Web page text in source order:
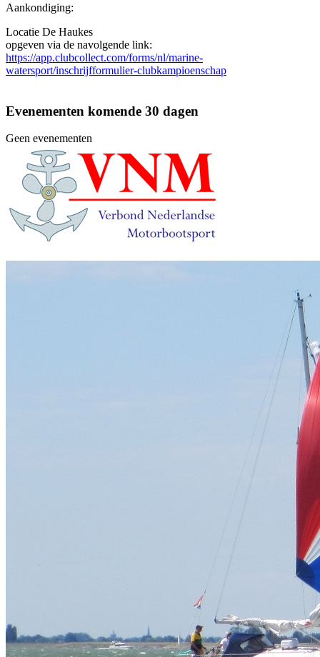
Aankondiging:
Locatie De Haukes
opgeven via de navolgende link:
https://app.clubcollect.com/forms/nl/marine-
watersport/inschrijfformulier-clubkampioenschap
Evenementen komende 30 dagen
Geen evenementen